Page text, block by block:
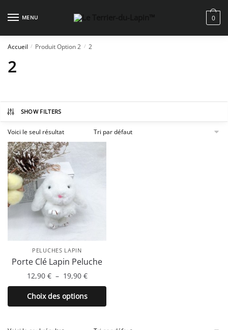
MENU 0
Accueil / Produit Option 2 / 2
2
SHOW FILTERS
Voici le seul résultat
PELUCHES LAPIN
Porte Clé Lapin Peluche
12,90 € – 19,90 €Plage
de
prix :
12,90 €
Choix des options
Ce
produit